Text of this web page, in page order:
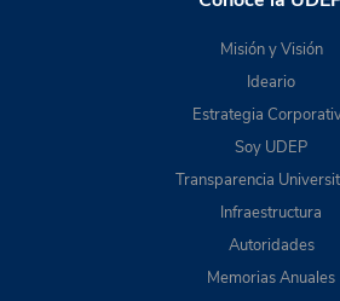
Misión y Visión
Ideario
Estrategia
Soy UDEP
Transparencia
Infraestructura
Autoridades
Memorias Anuales